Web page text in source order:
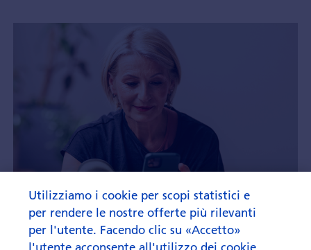
Utilizziamo i cookie per scopi statistici e
per rendere le nostre offerte più rilevanti
per l'utente. Facendo clic su «Accetto»
l'utente acconsente all'utilizzo dei cookie